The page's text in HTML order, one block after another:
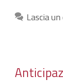
Lascia